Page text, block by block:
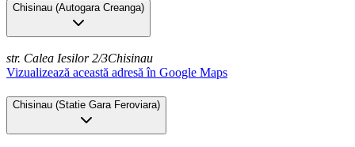
Chisinau (Autogara Creanga)
str. Calea Iesilor 2/3Chisinau
Vizualizează această adresă în Google Maps
Chisinau (Statie Gara Feroviara)